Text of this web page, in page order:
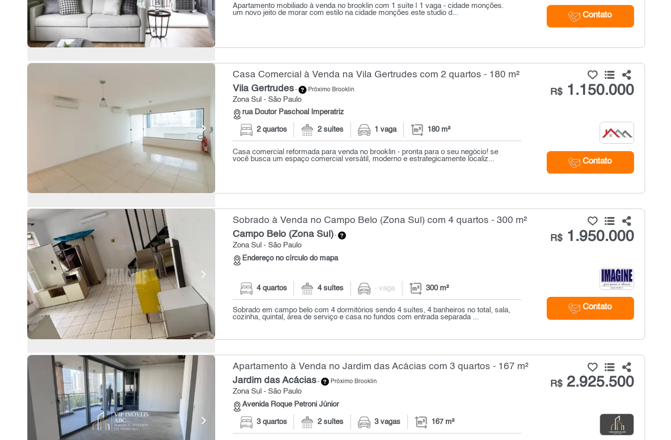
Contato
Apartamento mobiliado à venda no brooklin com 1 suíte | 1 vaga - cidade monções.
um novo jeito de morar com estilo na cidade monções este studio d...
Casa Comercial à Venda na Vila Gertrudes com 2 quartos - 180 m²
Vila Gertrudes- Próximo Brooklin
Zona Sul - São Paulo
rua Doutor Paschoal Imperatriz
R$1.150.000
Contato
2 quartos 2 suítes 1 vaga 180 m²
Casa comercial reformada para venda no brooklin - pronta para o seu negócio! se
você busca um espaço comercial versátil, moderno e estrategicamente localiz...
Sobrado à Venda no Campo Belo (Zona Sul) com 4 quartos - 300 m²
Campo Belo (Zona Sul)-
Zona Sul - São Paulo
Endereço no círculo do mapa
R$1.950.000
Contato
4 quartos 4 suítes - vaga 300 m²
Sobrado em campo belo com 4 dormitórios sendo 4 suítes, 4 banheiros no total, sala,
cozinha, quintal, área de serviço e casa no fundos com entrada separada ...
Apartamento à Venda no Jardim das Acácias com 3 quartos - 167 m²
Jardim das Acácias- Próximo Brooklin
Zona Sul - São Paulo
Avenida Roque Petroni Júnior
R$2.925.500
3 quartos 2 suítes 3 vagas 167 m²